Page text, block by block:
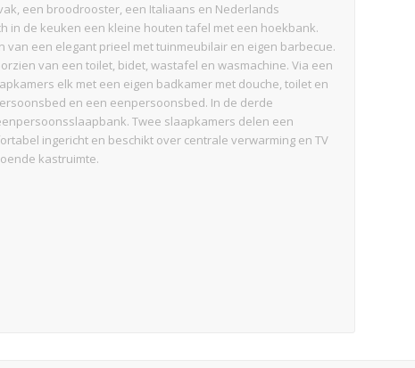
een broodrooster, een Italiaans en Nederlands
in de keuken een kleine houten tafel met een hoekbank.
een elegant prieel met tuinmeubilair en eigen barbecue.
van een toilet, bidet, wastafel en wasmachine. Via een
elk met een eigen badkamer met douche, toilet en
en een eenpersoonsbed. In de derde
Twee slaapkamers delen een
ingericht en beschikt over centrale verwarming en TV
kastruimte.